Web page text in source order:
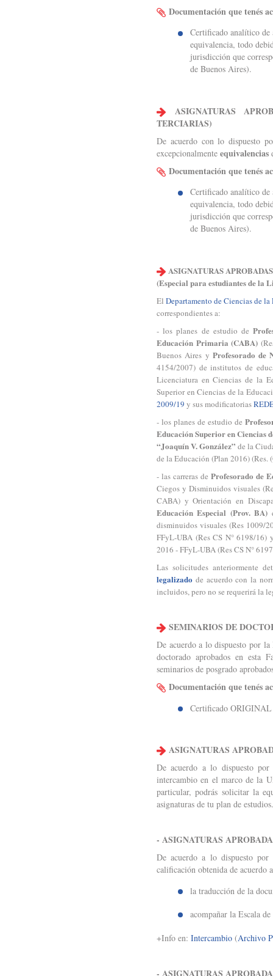
Documentación que tenés
Certificado analítico de
equivalencia, todo
jurisdicción que
de Buenos Aires).
ASIGNATURAS
TERCIARIAS)
De acuerdo con lo dispuesto
excepcionalmente equivalencias
Documentación que tenés
Certificado analítico de
equivalencia, todo
jurisdicción que
de Buenos Aires).
ASIGNATURAS
(Especial para estudiantes de la
El Departamento de Ciencias de
correspondientes a:
- los planes de estudio de
Educación Primaria(CABA)
Buenos Aires y Profesorado
4154/2007) de institutos de
Licenciatura en Ciencias de la
Superior en Ciencias de la
2009/19 y sus modificatorias
- los planes de estudio de
Educación Superior en Ciencias
“Joaquín V. González” de la
de la Educación (Plan 2016) (Res.
- las carreras deProfesorado de
Ciegos y Disminuidos visuales
CABA) y Orientación en
Educación Especial (Prov. BA)
disminuidos visuales (Res 1009/
FFyL-UBA (Res CS N° 6198/16)
2016 - FFyL-UBA (Res CS N°
Las solicitudes anteriormente
legalizado de acuerdo con la
incluidos, pero no se requerirá la
SEMINARIOS DE
De acuerdo a lo dispuesto por
doctorado aprobados en esta
seminarios de posgrado
Documentación que tenés
Certificado ORIGINAL
ASIGNATURAS
De acuerdo a lo dispuesto
intercambio en el marco de la
particular, podrás solicitar la
asignaturas de tu plan de
- ASIGNATURAS
De acuerdo a lo dispuesto por
calificación obtenida de acuerdo
la traducción de la
acompañar la Escala
+Info en: Intercambio (Archivo